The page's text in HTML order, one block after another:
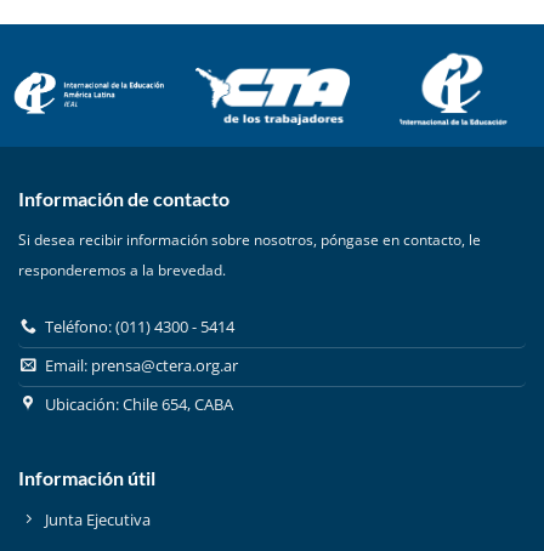
Información de contacto
Si desea recibir información sobre nosotros, póngase en contacto, le
responderemos a la brevedad.
Teléfono: (011) 4300 - 5414
Email: prensa@ctera.org.ar
Ubicación: Chile 654, CABA
Información útil
Junta Ejecutiva